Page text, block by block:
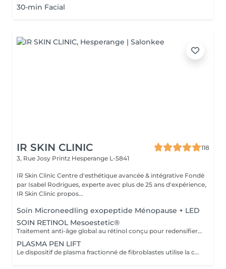
30-min Facial
IR SKIN CLINIC
118
3, Rue Josy Printz Hesperange L-5841
IR Skin Clinic Centre d'esthétique avancée & intégrative Fondé
par Isabel Rodrigues, experte avec plus de 25 ans d'expérience,
IR Skin Clinic propos...
Soin Microneedling exopeptide Ménopause + LED
SOIN RETINOL Mesoestetic®
Traitement anti-âge global au rétinol conçu pour redensifier, éclaircir et revitaliser la peau, en améliorant la texture et en unifiant le teint de la peau. Le traitement sera réalisé après un skin diagnostic réservable dans la rubrique esthétique avancée. nous nous réservons le droit de modifier le soin pour votre sécurité.
PLASMA PEN LIFT
Le dispositif de plasma fractionné de fibroblastes utilise la colonne de plasma en forme d'aiguille pour libérer une micro décharge électrique ou ARC afin de traiter une fraction de la surface de la peau à la fois, ce qui réduit les temps d'arrêt. Le stylo à plasma Fibroblaste exploite la puissance du plasma. Le plasma est le quatrième état de la matière avec le solide, le liquide et le gaz. Le principe implique l'ionisation des gaz de l'air atmosphérique pour créer une micro décharge électrique ou ARC. L'ARC ne touche jamais la peau mais provoque une microlésion de la couche épidermique de la peau tout en chauffant et en perturbant simultanément la structure dermique plus profonde via des conductions thermiques. Ceci est plus communément connu sous le nom de fibroblastes. Les fibroblastes sont les cellules les plus courantes du tissu conjonctif dans le corps qui produisent du collagène. Le collagène, souvent appelé la structure de la peau, fournit une structure essentielle et peut aider à remonter le temps en lissant les rides et en inversant le relâchement cutané.